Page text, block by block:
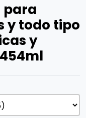
para
y todo tipo
y